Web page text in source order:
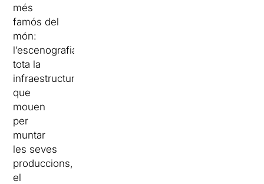
més
famós del
món:
l’escenografia,
tota la
infraestructura
que
mouen
per
muntar
les seves
produccions,
el